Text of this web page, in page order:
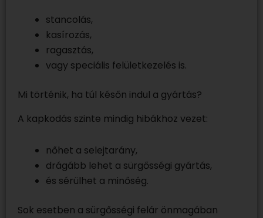
stancolás,
kasírozás,
ragasztás,
vagy speciális felületkezelés is.
Mi történik, ha túl későn indul a gyártás?
A kapkodás szinte mindig hibákhoz vezet:
nőhet a selejtarány,
drágább lehet a sürgősségi gyártás,
és sérülhet a minőség.
Sok esetben a sürgősségi felár önmagában